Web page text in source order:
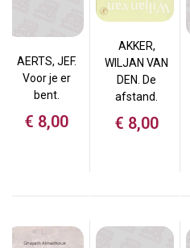
AERTS, JEF.
Voor je er
bent.
€ 8,00
AKKER,
WILJAN VAN
DEN. De
afstand.
€ 8,00